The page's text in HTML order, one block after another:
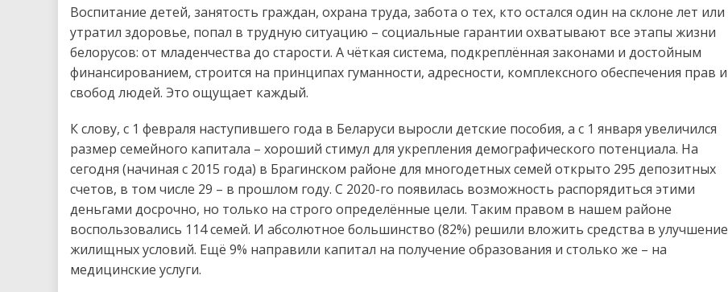
Воспитание детей, занятость граждан, охрана труда, забота о тех, кто остался один на склоне лет или
утратил здоровье, попал в трудную ситуацию – социальные гарантии охватывают все этапы жизни
белорусов: от младенчества до старости. А чёткая система, подкреплённая законами и достойным
финансированием, строится на принципах гуманности, адресности, комплексного обеспечения прав и
свобод людей. Это ощущает каждый.
К слову, с 1 февраля наступившего года в Беларуси выросли детские пособия, а с 1 января увеличился
размер семейного капитала – хороший стимул для укрепления демографического потенциала. На
сегодня (начиная с 2015 года) в Брагинском районе для многодетных семей открыто 295 депозитных
счетов, в том числе 29 – в прошлом году. С 2020-го появилась возможность распорядиться этими
деньгами досрочно, но только на строго определённые цели. Таким правом в нашем районе
воспользовались 114 семей. И абсолютное большинство (82%) решили вложить средства в улучшение
жилищных условий. Ещё 9% направили капитал на получение образования и столько же – на
медицинские услуги.